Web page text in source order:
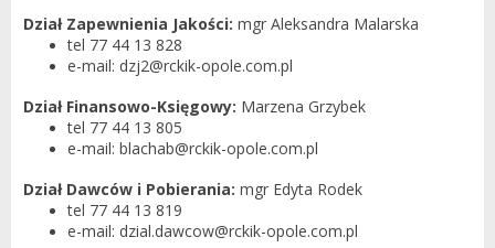
Dział Zapewnienia Jakości:mgr Aleksandra Malarska
tel 77 44 13 828
e-mail: dzj2@rckik-opole.com.pl
Dział Finansowo-Księgowy: Marzena Grzybek
tel 77 44 13 805
e-mail: blachab@rckik-opole.com.pl
Dział Dawców i Pobierania: mgr Edyta Rodek
tel 77 44 13 819
e-mail: dzial.dawcow@rckik-opole.com.pl